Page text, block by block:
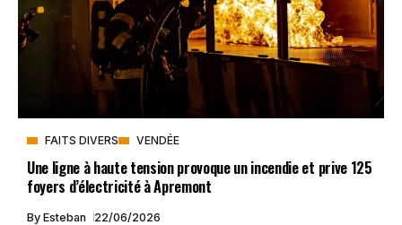
FAITS DIVERS VENDÉE
Une ligne à haute tension provoque un incendie et prive 125
foyers d’électricité à Apremont
By Esteban 22/06/2026